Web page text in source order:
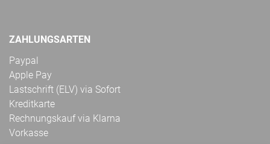
ZAHLUNGSARTEN
Paypal
Apple Pay
Lastschrift (ELV) via Sofort
Kreditkarte
Rechnungskauf via Klarna
Vorkasse